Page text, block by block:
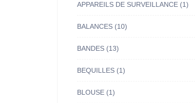
APPAREILS DE SURVEILLANCE (1)
BALANCES (10)
BANDES (13)
BEQUILLES (1)
BLOUSE (1)